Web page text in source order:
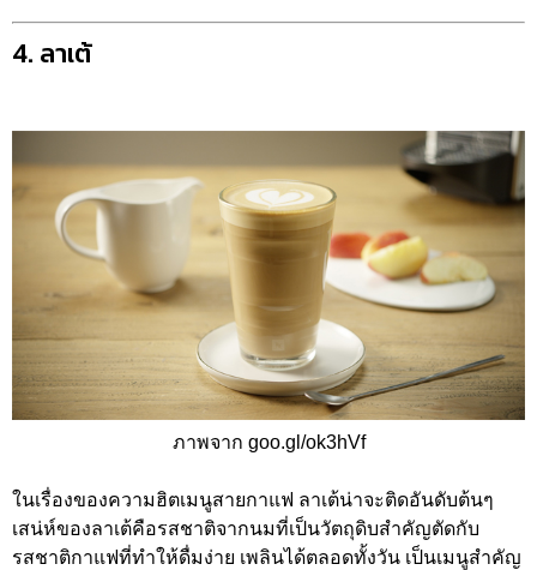
4. ลาเต้
ภาพจาก goo.gl/ok3hVf
ในเรื่องของความฮิตเมนูสายกาแฟ ลาเต้น่าจะติดอันดับต้นๆ
เสน่ห์ของลาเต้คือรสชาติจากนมที่เป็นวัตถุดิบสำคัญตัดกับ
รสชาติกาแฟที่ทำให้ดื่มง่าย เพลินได้ตลอดทั้งวัน เป็นเมนูสำคัญ